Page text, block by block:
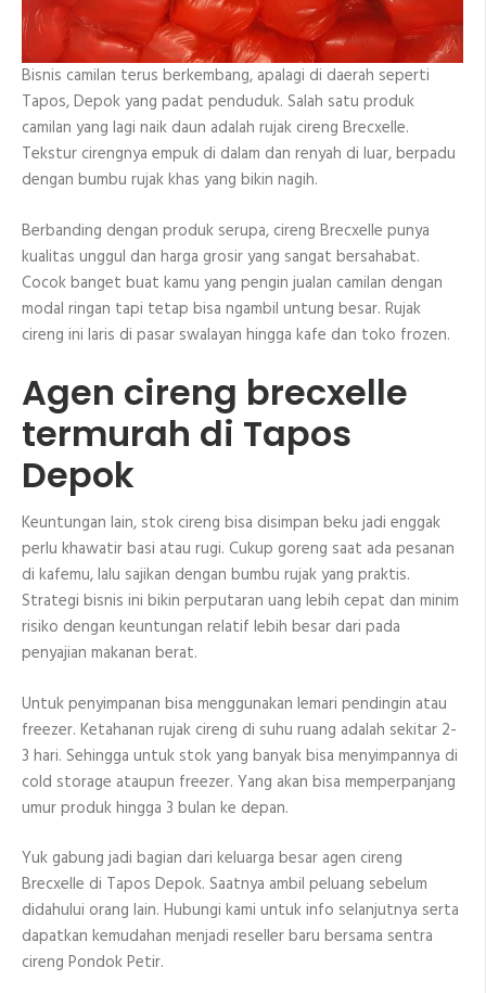
Bisnis camilan terus berkembang, apalagi di daerah seperti
Tapos, Depok yang padat penduduk. Salah satu produk
camilan yang lagi naik daun adalah rujak cireng Brecxelle.
Tekstur cirengnya empuk di dalam dan renyah di luar, berpadu
dengan bumbu rujak khas yang bikin nagih.
Berbanding dengan produk serupa, cireng Brecxelle punya
kualitas unggul dan harga grosir yang sangat bersahabat.
Cocok banget buat kamu yang pengin jualan camilan dengan
modal ringan tapi tetap bisa ngambil untung besar. Rujak
cireng ini laris di pasar swalayan hingga kafe dan toko frozen.
Agen cireng brecxelle
termurah di Tapos
Depok
Keuntungan lain, stok cireng bisa disimpan beku jadi enggak
perlu khawatir basi atau rugi. Cukup goreng saat ada pesanan
di kafemu, lalu sajikan dengan bumbu rujak yang praktis.
Strategi bisnis ini bikin perputaran uang lebih cepat dan minim
risiko dengan keuntungan relatif lebih besar dari pada
penyajian makanan berat.
Untuk penyimpanan bisa menggunakan lemari pendingin atau
freezer. Ketahanan rujak cireng di suhu ruang adalah sekitar 2-
3 hari. Sehingga untuk stok yang banyak bisa menyimpannya di
cold storage ataupun freezer. Yang akan bisa memperpanjang
umur produk hingga 3 bulan ke depan.
Yuk gabung jadi bagian dari keluarga besar agen cireng
Brecxelle di Tapos Depok. Saatnya ambil peluang sebelum
didahului orang lain. Hubungi kami untuk info selanjutnya serta
dapatkan kemudahan menjadi reseller baru bersama sentra
cireng Pondok Petir.